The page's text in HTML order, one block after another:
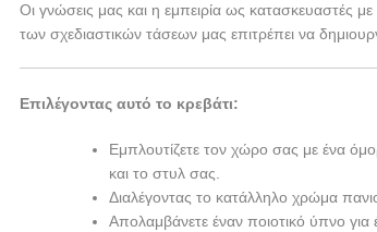
Οι γνώσεις μας και η εμπειρία ως κατασκευαστές
των σχεδιαστικών τάσεων μας επιτρέπει να
Επιλέγοντας αυτό το κρεβάτι:
Εμπλουτίζετε τον χώρο σας με ένα
και το στυλ σας.
Διαλέγοντας το κατάλληλο χρώμα
Απολαμβάνετε έναν ποιοτικό ύπνο